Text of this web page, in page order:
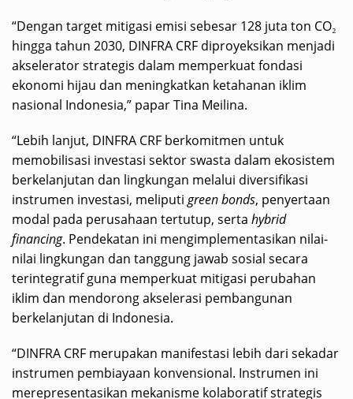
“Dengan target mitigasi emisi sebesar 128 juta ton CO₂
hingga tahun 2030, DINFRA CRF diproyeksikan menjadi
akselerator strategis dalam memperkuat fondasi
ekonomi hijau dan meningkatkan ketahanan iklim
nasional Indonesia,” papar Tina Meilina.
“Lebih lanjut, DINFRA CRF berkomitmen untuk
memobilisasi investasi sektor swasta dalam ekosistem
berkelanjutan dan lingkungan melalui diversifikasi
instrumen investasi, meliputi green bonds, penyertaan
modal pada perusahaan tertutup, serta hybrid
financing. Pendekatan ini mengimplementasikan nilai-
nilai lingkungan dan tanggung jawab sosial secara
terintegratif guna memperkuat mitigasi perubahan
iklim dan mendorong akselerasi pembangunan
berkelanjutan di Indonesia.
“DINFRA CRF merupakan manifestasi lebih dari sekadar
instrumen pembiayaan konvensional. Instrumen ini
merepresentasikan mekanisme kolaboratif strategis